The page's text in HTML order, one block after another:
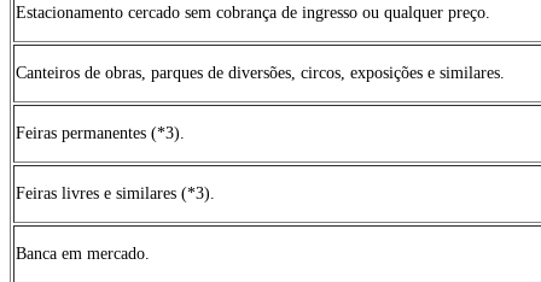
Estacionamento cercado sem cobrança de ingresso ou qualquer preço.
Canteiros de obras, parques de diversões, circos, exposições e similares.
Feiras permanentes (*3).
Feiras livres e similares (*3).
Banca em mercado.